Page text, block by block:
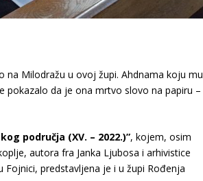
Milodražu u ovoj župi. Ahdnama koju mu
pokazalo da je ona mrtvo slovo na papiru –
područja (XV. – 2022.)”, kojem, osim
autora fra Janka Ljubosa i arhivistice
Fojnici, predstavljena je i u župi Rođenja